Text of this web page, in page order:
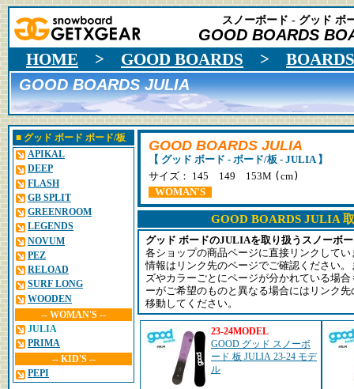
スノーボード - グッド ボ
GOOD BOARDS
HOME > GOOD BOARDS > BOARDS
GOOD BOARDS JULIA
■ グッド ボード ボード/板
APIKAL
DEEP
FLASH
GB SPLIT
GREENROOM
LEGENDS
NOVUM
PEZ
RELOAD
SURF LONG
WOODEN
-- WOMAN'S --
JULIA
PRIMA
-- KID'S --
PEPI
GOOD BOARDS JULIA
【 グッド ボード - ボード/板 - JULIA 】
サイズ： 145 149 153M ( cm)
WOMAN'S
GOOD BOARDS JULIA
グッド ボードのJULIAを取り扱うスノーボ
各ショップの商品ページに直接リンクして
情報はリンク先のページでご確認ください
ズやカラーごとにページが分かれている場
ーがご希望のものと異なる場合にはリンク
移動してください。
23-24MODEL
GOOD グッド スノーボ
ード 板 JULIA 23-24 モデ
ル